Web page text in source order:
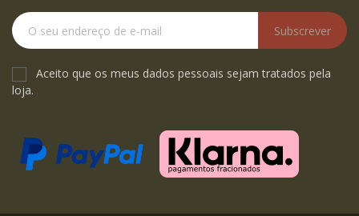
Subscrever
Aceito que os meus dados pessoais sejam tratados pela
loja.